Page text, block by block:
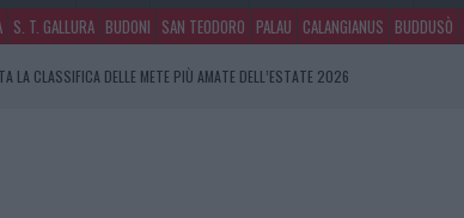
S. T. GALLURA BUDONI SAN TEODORO PALAU CALANGIANUS BUDDUSÒ
LA CLASSIFICA DELLE METE PIÙ AMATE DELL’ESTATE 2026